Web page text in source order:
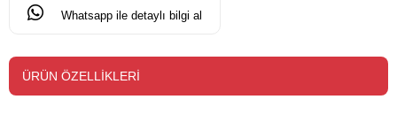
Whatsapp ile detaylı bilgi al
ÜRÜN ÖZELLIKLERI